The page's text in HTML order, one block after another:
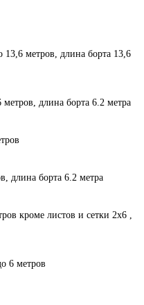
метров, длина борта 13,6
длина борта 6.2 метра
длина борта 6.2 метра
кроме листов и сетки 2х6 ,
6 метров